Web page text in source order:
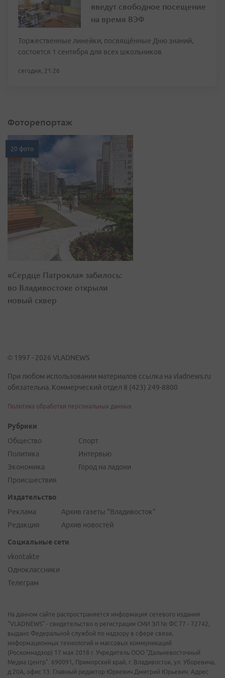
введут свободное посещение
на время ВЭФ
Торжественные линейки, посвящённые Дню знаний,
состоятся 1 сентября для всех школьников
сегодня, 21:26
Фоторепортаж
20 фото
«Сердце Патрокла» забилось:
во Владивостоке открыли
новый сквер
© 1997 - 2026 VLADNEWS
При любом использовании материалов ссылка на vladnews.ru
обязательна. Коммерческий отдел 8 (423) 249-8800
Политика обработки персональных данных
Рубрики
Общество
Политика
Экономика
Происшествия
Спорт
Интервью
Город на ладони
Издательство
Реклама
Редакция
Архив газеты "Владивосток"
Архив новостей
Социальные сети
vkontakte
Одноклассники
Телеграм
На данном сайте распространяется информация сетевого издания
"VLADNEWS" - свидетельство о регистрации СМИ ЭЛ № ФС 77 - 72742,
выдано Федеральной службой по надзору в сфере связи,
информационных технологий и массовых коммуникаций
(Роскомнадзор) 17 мая 2018 г. Учредитель ООО "Дальневосточный
Медиа Центр". 690091, Приморский край, г. Владивосток, ул. Уборевича,
д.20А, офис 13. Главный редактор Юркевич Дмитрий Юрьевич. Адрес